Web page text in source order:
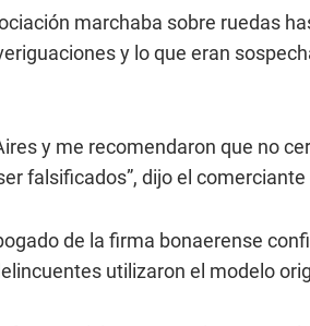
marchaba sobre ruedas
y lo que eran
y me recomendaron que no
falsificados”, dijo el
de la firma bonaerense
utilizaron el modelo